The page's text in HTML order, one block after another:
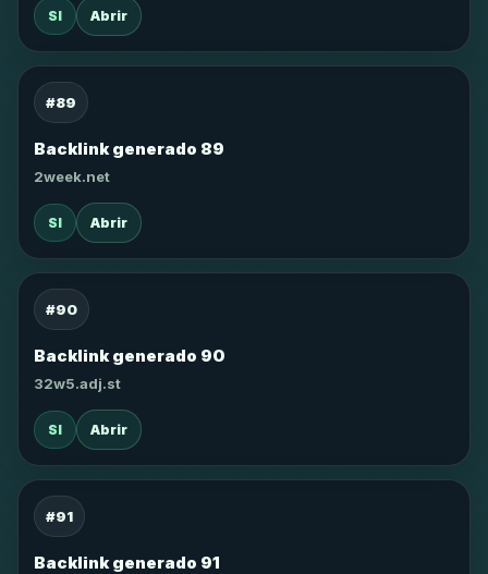
SI Abrir
#89
Backlink generado 89
2week.net
SI Abrir
#90
Backlink generado 90
32w5.adj.st
SI Abrir
#91
Backlink generado 91